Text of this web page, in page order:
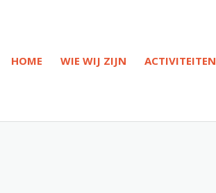
HOME WIE WIJ ZIJN ACTIVITEITEN